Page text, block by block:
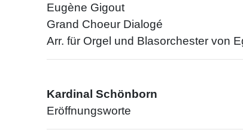
Eugène Gigout
Grand Choeur Dialogé
Arr. für Orgel und Blasorchester von
Kardinal Schönborn
Eröffnungsworte